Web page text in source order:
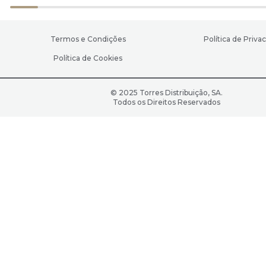
Termos e Condições Política de
Política de Cookies
© 2025 Torres Distribuição, SA.
Todos os Direitos Reservados